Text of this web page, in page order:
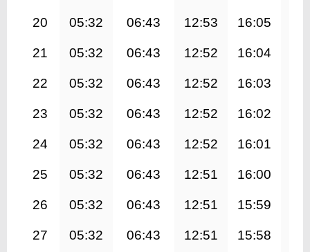
20 05:32 06:43 12:53 16:05
21 05:32 06:43 12:52 16:04
22 05:32 06:43 12:52 16:03
23 05:32 06:43 12:52 16:02
24 05:32 06:43 12:52 16:01
25 05:32 06:43 12:51 16:00
26 05:32 06:43 12:51 15:59
27 05:32 06:43 12:51 15:58